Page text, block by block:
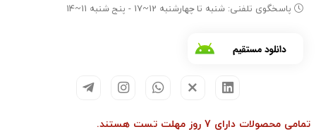
پاسخگوی تلفنی: شنبه تا چهارشنبه 12~17 - پنج شنبه 11~14
تمامی محصولات دارای 7 روز مهلت تست هستند.